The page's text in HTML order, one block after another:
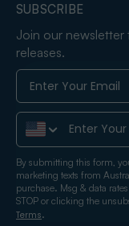
SUBSCRIBE
Join our newsletter
releases.
Phone Number
By submitting this form,
marketing texts from
purchase. Msg & data
STOP or clicking the
Terms.